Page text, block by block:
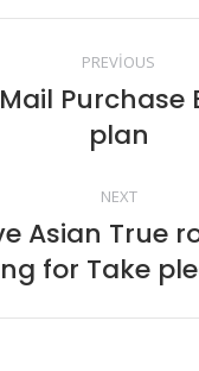
PREVIOUS
Previous
post:
Purchase
plan
NEXT
Next
post:
Asian True
for Take